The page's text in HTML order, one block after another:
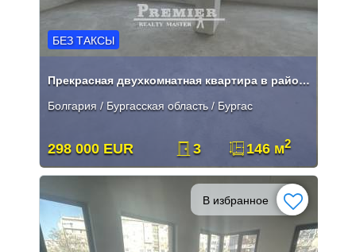
БЕЗ ТАКСЫ
Прекрасная двухкомнатная квартира в районе Велека
Болгария / Бургасская область / Бургас
298 000 EUR 3 146 м2
В избранное